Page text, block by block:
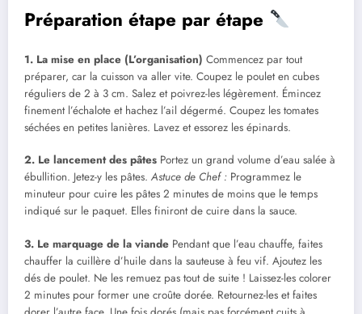
Préparation étape par étape
1. La mise en place (L’organisation) Commencez par tout
préparer, car la cuisson va aller vite. Coupez le poulet en cubes
réguliers de 2 à 3 cm. Salez et poivrez-les légèrement. Émincez
finement l’échalote et hachez l’ail dégermé. Coupez les tomates
séchées en petites lanières. Lavez et essorez les épinards.
2. Le lancement des pâtes Portez un grand volume d’eau salée à
ébullition. Jetez-y les pâtes. Astuce de Chef : Programmez le
minuteur pour cuire les pâtes 2 minutes de moins que le temps
indiqué sur le paquet. Elles finiront de cuire dans la sauce.
3. Le marquage de la viande Pendant que l’eau chauffe, faites
chauffer la cuillère d’huile dans la sauteuse à feu vif. Ajoutez les
dés de poulet. Ne les remuez pas tout de suite ! Laissez-les colorer
2 minutes pour former une croûte dorée. Retournez-les et faites